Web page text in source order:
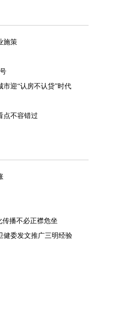
施策
迎“认房不认贷”时代
点不容错过
传播不必正襟危坐
健委发文推广三明经验